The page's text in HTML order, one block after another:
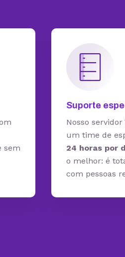
sem
Suporte
Nosso
um time de
24 horas por
o melhor: é
com pessoas